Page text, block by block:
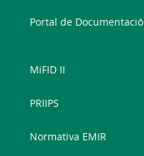
Portal de Documentació
MiFID II
PRIIPS
Normativa EMIR